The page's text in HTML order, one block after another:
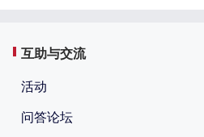
互助与交流
活动
问答论坛